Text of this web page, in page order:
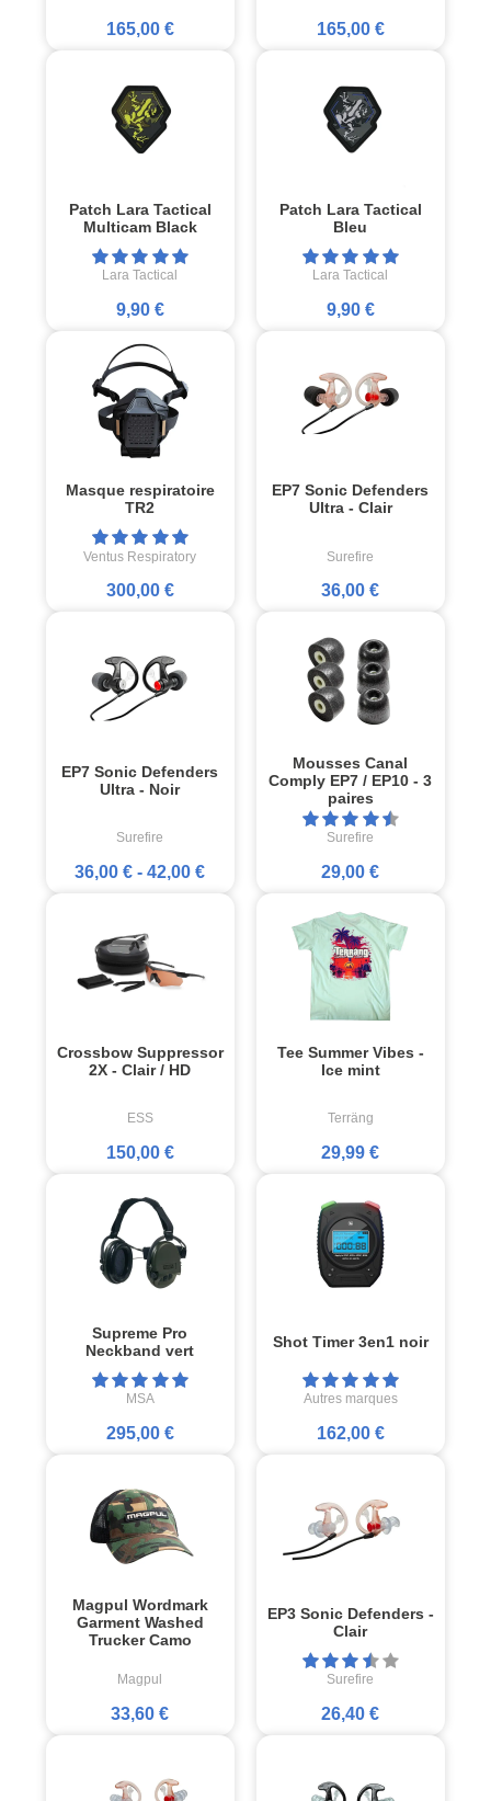
165,00 € 165,00 €
Patch Lara Tactical
Multicam Black
Lara Tactical
9,90 €
Patch Lara Tactical
Bleu
Lara Tactical
9,90 €
Masque respiratoire
TR2
Ventus Respiratory
300,00 €
EP7 Sonic Defenders
Ultra - Clair
Surefire
36,00 €
EP7 Sonic Defenders
Ultra - Noir
Surefire
36,00 € -42,00 €
Mousses Canal
Comply EP7 / EP10 - 3
paires
Surefire
29,00 €
Crossbow Suppressor
2X - Clair / HD
ESS
150,00 €
Tee Summer Vibes -
Ice mint
Terräng
29,99 €
Supreme Pro
Neckband vert
MSA
295,00 €
Shot Timer 3en1 noir
Autres marques
162,00 €
Magpul Wordmark
Garment Washed
Trucker Camo
Magpul
33,60 €
EP3 Sonic Defenders -
Clair
Surefire
26,40 €